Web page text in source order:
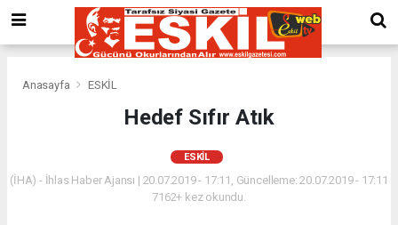
Anasayfa ESKİL
Hedef Sıfır Atık
ESKİL
(İHA) - İhlas Haber Ajansı | 20.07.2019 - 17:11, Güncelleme: 20.07.2019 - 17:11
7162+ kez okundu.